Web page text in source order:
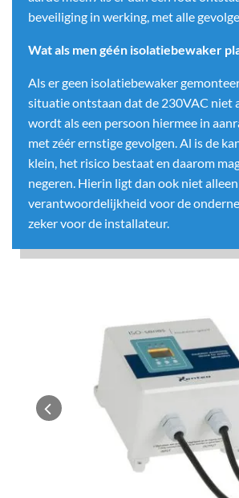
beveiliging in werking, met alle
Wat als men géén isolatiebewaker
Als er geen isolatiebewaker
situatie ontstaan dat de 230VAC niet
wordt als een persoon hiermee in
met zéér ernstige gevolgen. Al is de
klein, het risico bestaat en daarom
negeren. Hierin ligt dan ook niet
verantwoordelijkheid voor de
zeker voor de installateur.